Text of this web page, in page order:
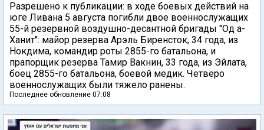
Разрешено к публикации: в ходе боевых действий на
юге Ливана 5 августа погибли двое военнослужащих
55-й резервной воздушно-десантной бригады "Од а-
Ханит": майор резерва Арэль Биренсток, 34 года, из
Нокдима, командир роты 2855-го батальона, и
прапорщик резерва Тамир Вакнин, 33 года, из Эйлата,
боец 2855-го батальона, боевой медик. Четверо
военнослужащих были тяжело ранены.
Последнее обновление 07:08